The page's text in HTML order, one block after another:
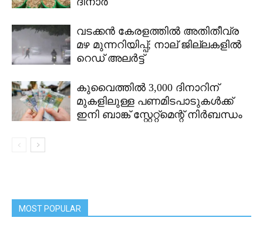
വടക്കൻ കേരളത്തിൽ അതിതീവ്ര
മഴ മുന്നറിയിപ്പ്; നാല് ജില്ലകളിൽ
റെഡ് അലർട്ട്
കുവൈത്തിൽ 3,000 ദിനാറിന്
മുകളിലുള്ള പണമിടപാടുകൾക്ക്
ഇനി ബാങ്ക് സ്റ്റേറ്റ്മെന്റ് നിർബന്ധം
MOST POPULAR